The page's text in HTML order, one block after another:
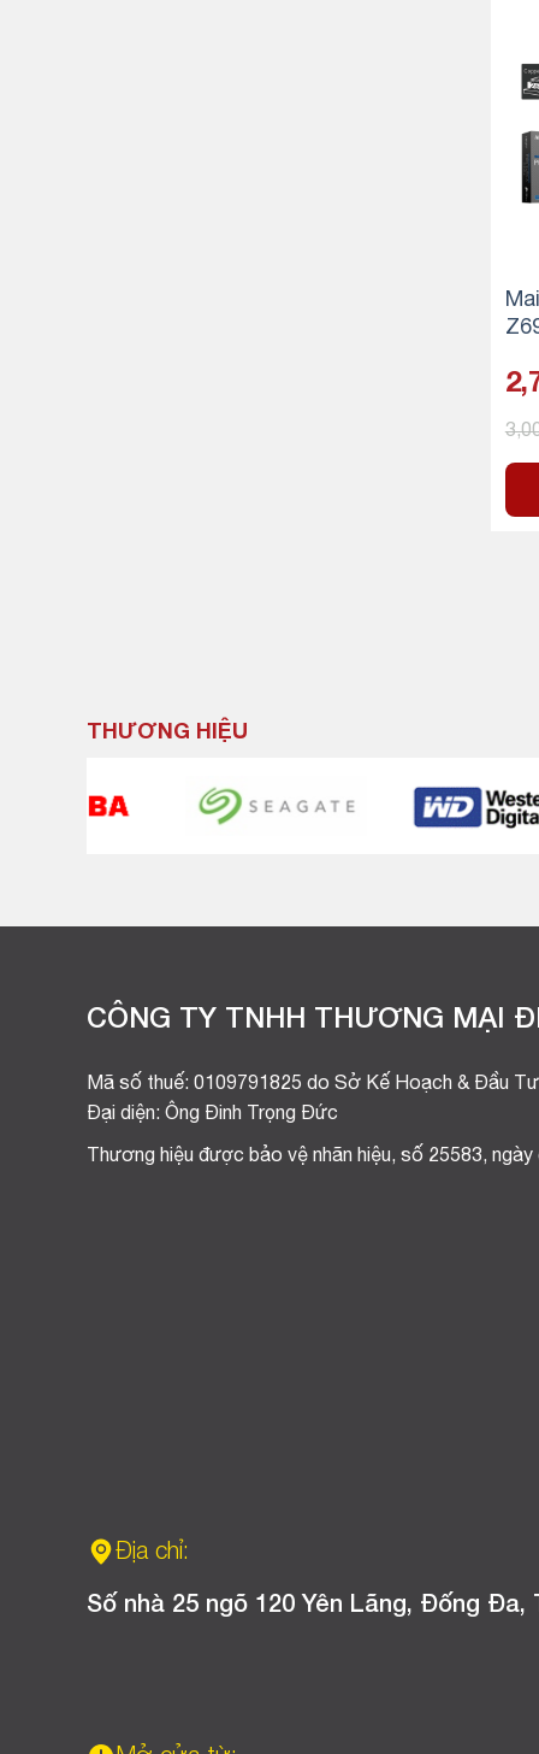
THƯƠNG HIỆU
CÔNG TY TNHH THƯƠNG MẠI
Mã số thuế: 0109791825 do Sở Kế Hoạch & Đầu
Đại diện: Ông Đinh Trọng Đức
Thương hiệu được bảo vệ nhãn hiệu, số 25583,
Địa chỉ:
Số nhà 25 ngõ 120 Yên Lãng, Đống Đa,